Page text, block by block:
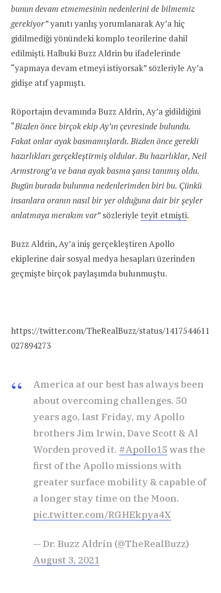
bunun devam etmemesinin nedenlerini de bilmemiz
gerekiyor”yanıtı yanlış yorumlanarak Ay’a hiç
gidilmediği yönündeki komplo teorilerine dahil
edilmişti. Halbuki Buzz Aldrin bu ifadelerinde
“yapmaya devam etmeyi istiyorsak” sözleriyle Ay’a
gidişe atıf yapmıştı.
Röportajın devamında Buzz Aldrin, Ay’a gidildiğini
“Bizden önce birçok ekip Ay’ın çevresinde bulundu.
Fakat onlar ayak basmamışlardı. Bizden önce gerekli
hazırlıkları gerçekleştirmiş oldular. Bu hazırlıklar, Neil
Armstrong’a ve bana ayak basma şansı tanımış oldu.
Bugün burada bulunma nedenlerimden biri bu. Çünkü
insanlara oranın nasıl bir yer olduğuna dair bir şeyler
anlatmaya merakım var” sözleriyle teyit etmişti.
Buzz Aldrin, Ay’a iniş gerçekleştiren Apollo
ekiplerine dair sosyal medya hesapları üzerinden
geçmişte birçok paylaşımda bulunmuştu.
https://twitter.com/TheRealBuzz/status/1417544611
027894273
America at our best has always been
about overcoming challenges. 50
years ago, last Friday, my Apollo
brothers Jim Irwin, Dave Scott & Al
Worden proved it. #Apollo15 was the
first of the Apollo missions with
greater surface mobility & capable of
a longer stay time on the Moon.
pic.twitter.com/RGHEkpya4X
— Dr. Buzz Aldrin (@TheRealBuzz)
August 3, 2021